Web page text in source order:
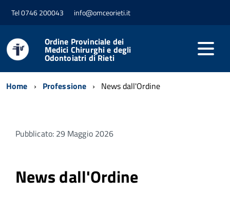
Tel 0746 200043 info@omceorieti.it
Ordine Provinciale dei
Medici Chirurghi e degli
Odontoiatri di Rieti
Home Professione News dall'Ordine
Pubblicato: 29 Maggio 2026
News dall'Ordine